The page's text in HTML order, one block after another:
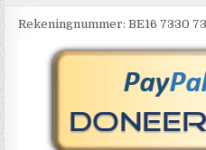
Rekeningnummer: BE16 7330